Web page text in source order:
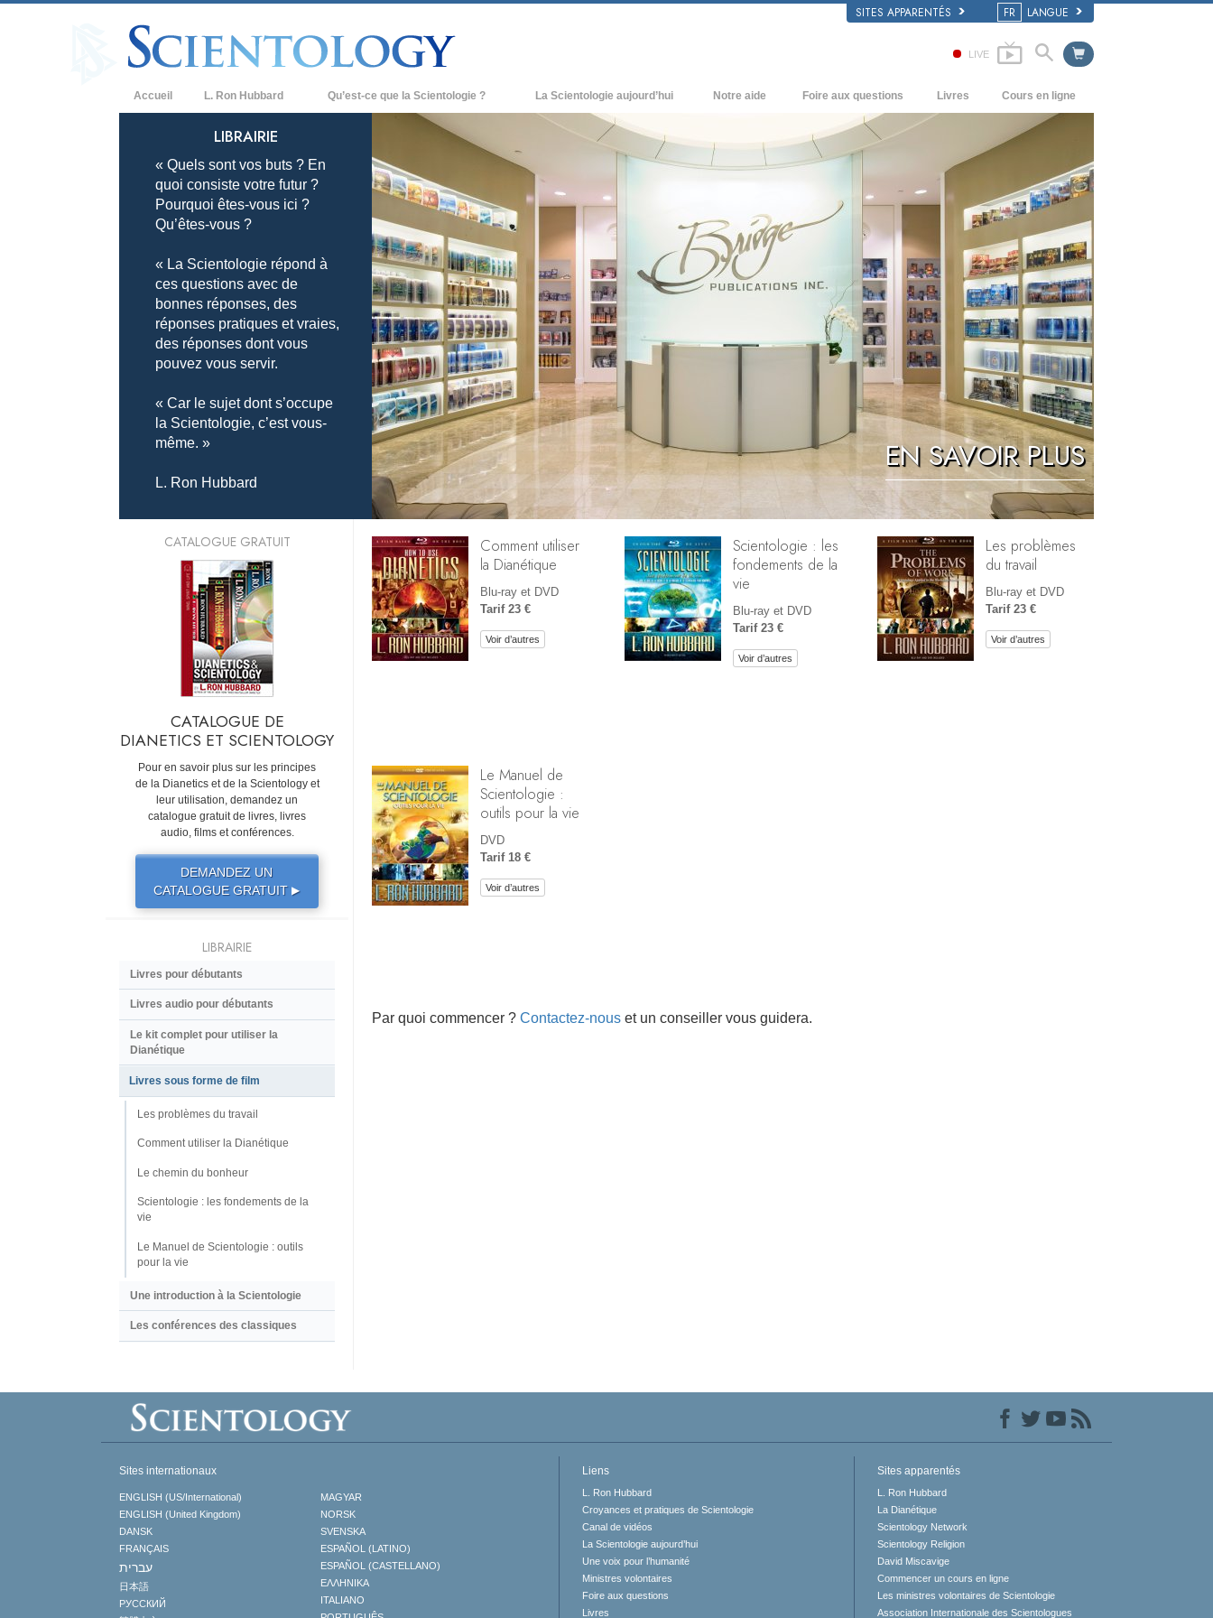
SITES APPARENTÉS FR LANGUE
LIVE
Accueil L. Ron Hubbard Qu’est-ce que la Scientologie ?
Credos et Codes de Scientologie
Les scientologues et la Scientologie
Rencontrez un scientologue
À l’intérieur d’une église
Les principes de base de la Scientologie
La Dianétique : Une introduction
Amour et haine –
Qu’est-ce que la grandeur ?
La Scientologie aujourd’hui
Églises de Scientologie
Nouvelles Églises de Scientologie
Organisations avancées
Base à terre de Flag
Freewinds
Apporter la Scientologie au monde
entier
David Miscavige - Chef ecclésiastique
de la Scientologie
Notre aide Foire aux questions
Antécédents et principes de base
À l’intérieur d’une église
L’organisation de la Scientologie
Livres
Livres pour débutants
Livres audio
conférences d’introduction
Cours en ligne
Comment résoudre les conflits
Les dynamiques de l’existence
Les composantes de la compréhension
Solutions à un environnement
dangereux
Procédés d’assistance pour maladies et
blessures
Intégrité et honnêteté
Le mariage
L’échelle des tons émotionnels
Réponses aux drogues
Les enfants
Des outils pour le monde du travail
La raison de l’oppression
Les investigations
Les fondements de l’organisation
EN SAVOIR PLUS
LIBRAIRIE
« Quels sont vos buts ? En
quoi consiste votre futur ?
Pourquoi êtes-vous ici ?
Qu’êtes-vous ?
« La Scientologie répond à
ces questions avec de
bonnes réponses, des
réponses pratiques et vraies,
des réponses dont vous
pouvez vous servir.
« Car le sujet dont s’occupe
la Scientologie, c’est vous-
même. »
L. Ron Hubbard
Comment utiliser
la Dianétique
Blu-ray et DVD
Tarif 23 €
Voir d’autres
Scientologie : les
fondements de la
vie
Blu-ray et DVD
Tarif 23 €
Voir d’autres
Les problèmes
du travail
Blu-ray et DVD
Tarif 23 €
Voir d’autres
Le Manuel de
Scientologie :
outils pour la vie
DVD
Tarif 18 €
Voir d’autres
Par quoi commencer ? Contactez-nous et un conseiller vous guidera.
CATALOGUE GRATUIT
CATALOGUE DE
DIANETICS ET SCIENTOLOGY
Pour en savoir plus sur les principes
de la Dianetics et de la Scientology et
leur utilisation, demandez un
catalogue gratuit de livres, livres
audio, films et conférences.
DEMANDEZ UN
CATALOGUE GRATUIT▶
LIBRAIRIE
Livres pour débutants
Livres audio pour débutants
Le kit complet pour utiliser la
Dianétique
Livres sous forme de film
Les problèmes du travail
Comment utiliser la Dianétique
Le chemin du bonheur
Scientologie : les fondements de la
vie
Le Manuel de Scientologie : outils
pour la vie
Une introduction à la Scientologie
Les conférences des classiques
Sites internationaux
ENGLISH (US/International)
ENGLISH (United Kingdom)
DANSK
FRANÇAIS
עברית
日本語
РУССКИЙ
MAGYAR
NORSK
SVENSKA
ESPAÑOL (LATINO)
ESPAÑOL (CASTELLANO)
ΕΛΛΗΝΙΚA
ITALIANO
Liens
L. Ron Hubbard
Croyances et pratiques de Scientologie
Canal de vidéos
La Scientologie aujourd’hui
Une voix pour l’humanité
Ministres volontaires
Foire aux questions
Livres
Sites apparentés
L. Ron Hubbard
La Dianétique
Scientology Network
Scientology Religion
David Miscavige
Commencer un cours en ligne
Les ministres volontaires de Scientologie
Association Internationale des Scientologues